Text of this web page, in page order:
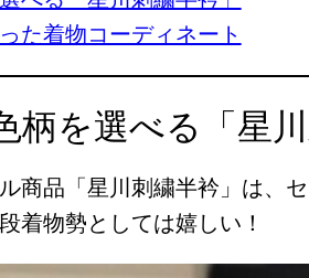
た着物コーディネート
を選べる「星川
商品「星川刺繍半衿」は、
着物勢としては嬉しい！